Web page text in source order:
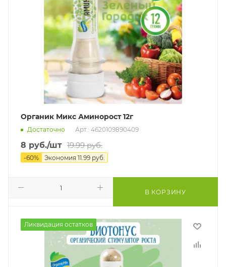
Органик Микс Аминорост 12г
Достаточно Арт.: 4620109890409
8 руб./шт 19.99руб.
-60% Экономия 11.99 руб.
В КОРЗИНУ
Ликвидация остатков